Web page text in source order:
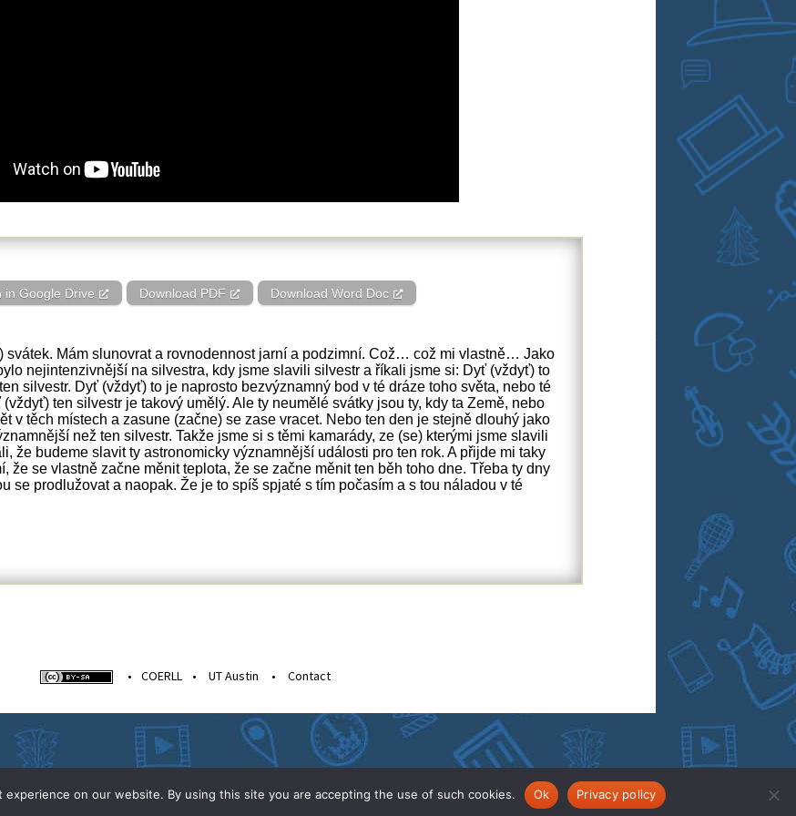
in Google Drive Download PDF Download Word Doc
svátek. Mám slunovrat a rovnodennost jarní a podzimní. Což… což mi vlastně… Jako
nejintenzivnější na silvestra, kdy jsme slavili silvestr a říkali jsme si: Dyť (vždyť) to
silvestr. Dyť (vždyť) to je naprosto bezvýznamný bod v té dráze toho světa, nebo té
ten silvestr je takový umělý. Ale ty neumělé svátky jsou ty, kdy ta Země, nebo
v těch místech a zasune (začne) se zase vracet. Nebo ten den je stejně dlouhý jako
než ten silvestr. Takže jsme si s těmi kamarády, ze (se) kterými jsme slavili
že budeme slavit ty astronomicky významnější události pro ten rok. A přijde mi taky
že se vlastně začne měnit teplota, že se začne měnit ten běh toho dne. Třeba ty dny
se prodlužovat a naopak. Že je to spíš spjaté s tím počasím a s tou náladou v té
• COERLL • UT Austin • Contact
on our website. By using this site you are accepting the use of such cookies. Ok Privacy policy